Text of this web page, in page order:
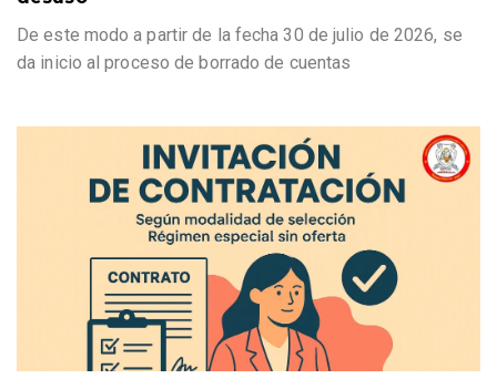
De este modo a partir de la fecha 30 de julio de 2026, se
da inicio al proceso de borrado de cuentas